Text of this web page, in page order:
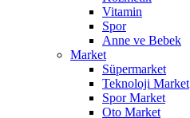
Vitamin
Spor
Anne ve Bebek
Market
Süpermarket
Teknoloji Market
Spor Market
Oto Market